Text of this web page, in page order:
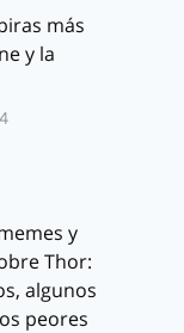
más
y la
y
Thor:
algunos
peores